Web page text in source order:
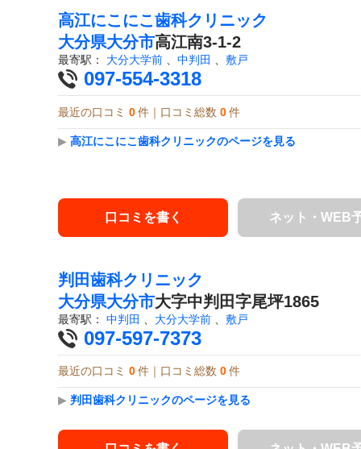
高江にこにこ歯科クリニック
大分県大分市高江南3-1-2
最寄駅： 大分大学前 、 中判田 、 敷戸
097-554-3318
最近の口コミ 0 件｜口コミ総数 0 件
▶ 高江にこにこ歯科クリニックのページを見る
口コミを書く ネット・WEB
判田歯科クリニック
大分県大分市大字中判田字尾坪1865
最寄駅： 中判田 大分大学前 敷戸
097-597-7373
最近の口コミ 0 件｜口コミ総数 0 件
▶ 判田歯科クリニックのページを見る